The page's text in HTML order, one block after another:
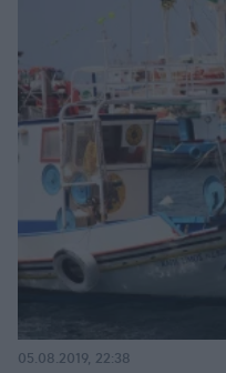
05.08.2019, 22:38